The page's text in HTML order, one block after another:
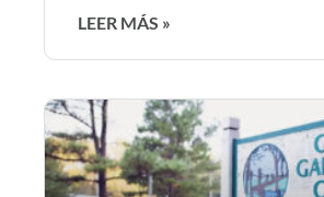
LEER MÁS »